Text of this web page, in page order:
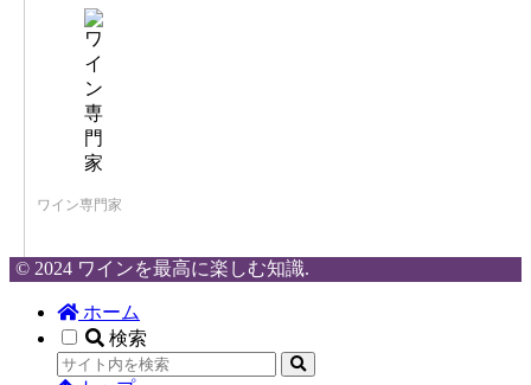
ワイン専門家
© 2024 ワインを最高に楽しむ知識.
ホーム
検索